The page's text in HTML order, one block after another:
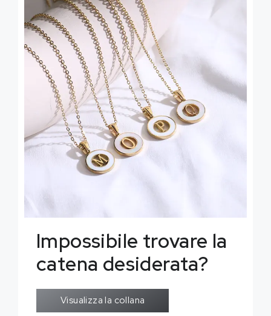
Impossibile trovare la
catena desiderata?
Visualizza la collana